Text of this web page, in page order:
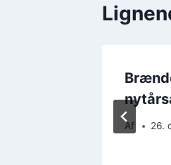
Af 26.